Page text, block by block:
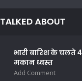
TALKED ABOUT
भारी बारिश के चलते 4
मकान ध्वस्त
Add Comment